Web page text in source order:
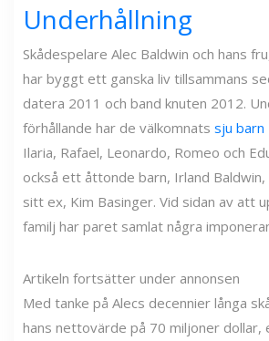
Underhållning
Skådespelare Alec Baldwin och hans
har byggt ett ganska liv tillsammans
datera 2011 och band knuten 2012.
förhållande har de välkomnats sju barn
Ilaria, Rafael, Leonardo, Romeo och
också ett åttonde barn, Irland
sitt ex, Kim Basinger. Vid sidan av att
familj har paret samlat några
Artikeln fortsätter under annonsen
Med tanke på Alecs decennier långa
hans nettovärde på 70 miljoner dollar,